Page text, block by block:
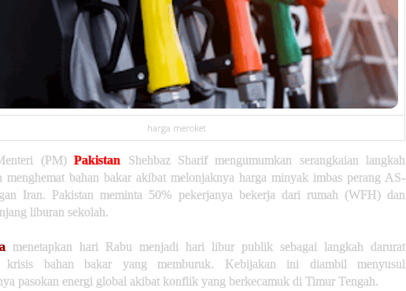
harga meroket
(PM)Pakistan Shehbaz Sharif mengumumkan serangkaian langkah
menghemat bahan bakar akibat melonjaknya harga minyak imbas perang AS-
Iran. Pakistan meminta 50% pekerjanya bekerja dari rumah (WFH) dan
liburan sekolah.
menetapkan hari Rabu menjadi hari libur publik sebagai langkah darurat
krisis bahan bakar yang memburuk. Kebijakan ini diambil menyusul
pasokan energi global akibat konflik yang berkecamuk di Timur Tengah.